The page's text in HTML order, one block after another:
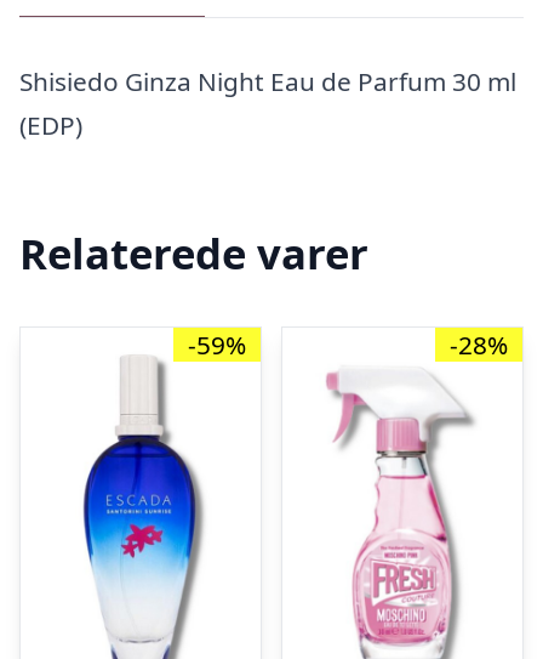
Shisiedo Ginza Night Eau de Parfum 30 ml
(EDP)
Relaterede varer
-59% -28%